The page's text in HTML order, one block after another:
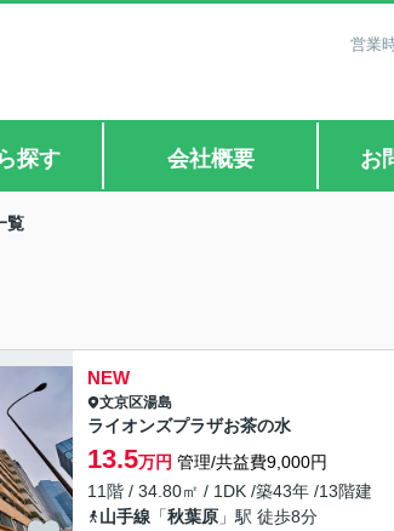
営業
探す 会社概要 お
覧
NEW
文京区湯島
ライオンズプラザお茶の水
13.5万円 管理/共益費9,000円
11階 / 34.80㎡ / 1DK /築43年 /13階建
山手線 「秋葉原 」駅 徒歩8分